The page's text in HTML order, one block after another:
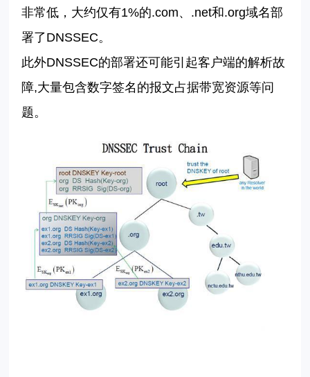
非常低，大约仅有1%的.com、 .net和.org域名部
署了DNSSEC。
此外DNSSEC的部署还可能引起客户端的解析故
障,大量包含数字签名的报文占据带宽资源等问
题。